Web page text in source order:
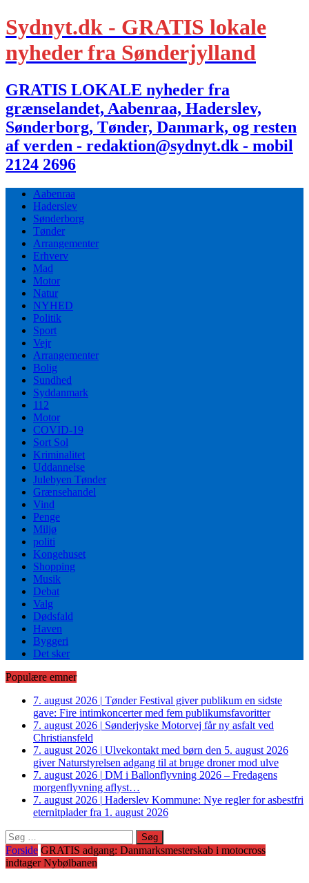
Sydnyt.dk - GRATIS lokale
nyheder fra Sønderjylland
GRATIS LOKALE nyheder fra
grænselandet, Aabenraa, Haderslev,
Sønderborg, Tønder, Danmark, og resten
af verden - redaktion@sydnyt.dk - mobil
2124 2696
Aabenraa
Haderslev
Sønderborg
Tønder
Arrangementer
Erhverv
Mad
Motor
Natur
NYHED
Politik
Sport
Vejr
Arrangementer
Bolig
Sundhed
Syddanmark
112
Motor
COVID-19
Sort Sol
Kriminalitet
Uddannelse
Julebyen Tønder
Grænsehandel
Vind
Penge
Miljø
politi
Kongehuset
Shopping
Musik
Debat
Valg
Dødsfald
Haven
Byggeri
Det sker
Populære emner
7. august 2026 | Tønder Festival giver publikum en sidste
gave: Fire intimkoncerter med fem publikumsfavoritter
7. august 2026 | Sønderjyske Motorvej får ny asfalt ved
Christiansfeld
7. august 2026 | Ulvekontakt med børn den 5. august 2026
giver Naturstyrelsen adgang til at bruge droner mod ulve
7. august 2026 | DM i Ballonflyvning 2026 – Fredagens
morgenflyvning aflyst…
7. august 2026 | Haderslev Kommune: Nye regler for asbestfri
eternitplader fra 1. august 2026
Søg
efter:
Forside GRATIS adgang: Danmarksmesterskab i motocross
indtager Nybølbanen